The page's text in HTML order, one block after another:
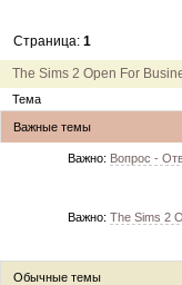
12.04.11
04.04.11
акция
04.04.11
акция
The Sims 2 Open For
Страница:1
Тема
Важные темы
Важно: Вопрос -
Важно: The Sims 2
Обычные темы